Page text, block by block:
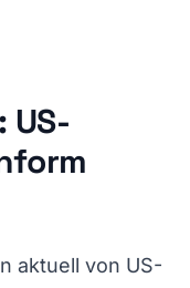
US-
aktuell von US-